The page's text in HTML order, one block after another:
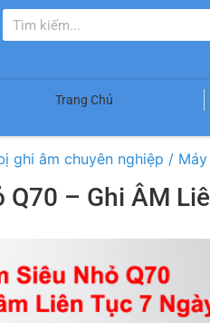
Trang Chủ
ghi âm chuyên nghiệp / Máy
Q70 – Ghi ÂM